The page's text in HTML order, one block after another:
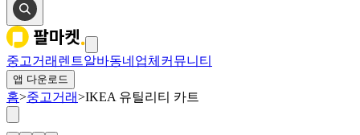
중고거래 렌트알바동네업체 커뮤니티
앱 다운로드
홈>중고거래>IKEA 유틸리티 카트